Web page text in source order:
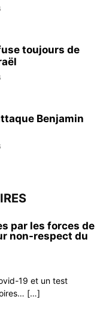
toujours de
Benjamin
par les forces de
non-respect du
19 et un test
[…]